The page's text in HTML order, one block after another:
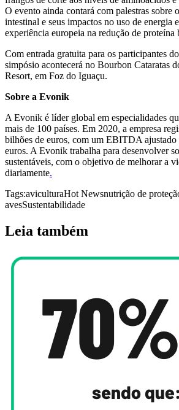
O evento ainda contará com palestras sobre
intestinal e seus impactos no uso de energia
experiência europeia na redução de proteína
Com entrada gratuita para os participantes
simpósio acontecerá no Bourbon Cataratas
Resort, em Foz do Iguaçu.
Sobre a Evonik
A Evonik é líder global em especialidades
mais de 100 países. Em 2020, a empresa
bilhões de euros, com um EBITDA ajustado
euros. A Evonik trabalha para desenvolver
sustentáveis, com o objetivo de melhorar a
diariamente.
Tags:aviculturaHot Newsnutrição de
avesSustentabilidade
Leia também